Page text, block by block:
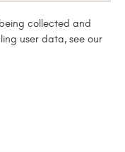
collected and
user data, see our